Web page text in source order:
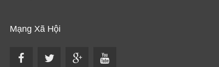
Mạng Xã Hội